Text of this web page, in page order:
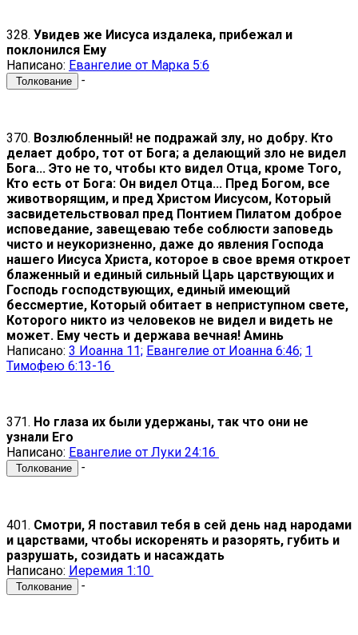
328. Увидев же Иисуса издалека, прибежал и
поклонился Ему
Написано: Евангелие от Марка 5:6
Толкование -
370. Возлюбленный! не подражай злу, но добру. Кто
делает добро, тот от Бога; а делающий зло не видел
Бога... Это не то, чтобы кто видел Отца, кроме Того,
Кто есть от Бога: Он видел Отца... Пред Богом, все
животворящим, и пред Христом Иисусом, Который
засвидетельствовал пред Понтием Пилатом доброе
исповедание, завещеваю тебе соблюсти заповедь
чисто и неукоризненно, даже до явления Господа
нашего Иисуса Христа, которое в свое время откроет
блаженный и единый сильный Царь царствующих и
Господь господствующих, единый имеющий
бессмертие, Который обитает в неприступном свете,
Которого никто из человеков не видел и видеть не
может. Ему честь и держава вечная! Аминь
Написано: 3 Иоанна 11; Евангелие от Иоанна 6:46; 1
Тимофею 6:13-16
371. Но глаза их были удержаны, так что они не
узнали Его
Написано: Евангелие от Луки 24:16
Толкование -
401. Смотри, Я поставил тебя в сей день над народами
и царствами, чтобы искоренять и разорять, губить и
разрушать, созидать и насаждать
Написано: Иеремия 1:10
Толкование -